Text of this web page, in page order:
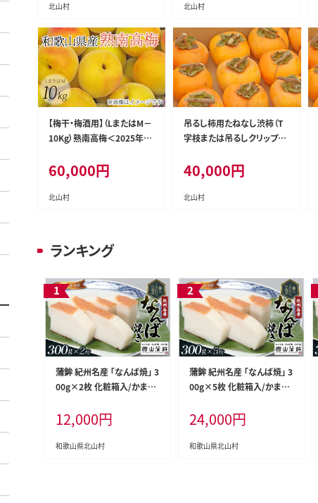
北山村 北山村
【梅干・梅酒用】（LまたはM－
10Kg）熟南高梅＜2025年6
発送予定＞【art013A】
60,000円
北山村
吊るし柿用たねなし渋柿（T
字枝または吊るしクリップ
玉）【art015A】
40,000円
北山村
ランキング
蒲鉾 紀州名産 「なんば焼」 3
00g×2枚 化粧箱入/かまぼ
物 初節句 内祝い お祝い お
返し 母の日 父の日 お中元
敬老の日 おつまみ 惣菜【ny
12,000円
和歌山県北山村
蒲鉾 紀州名産 「なんば焼」 3
00g×5枚 化粧箱入/かまぼ
物 初節句 内祝い お祝い お
返し 母の日 父の日 お中元
敬老の日 おつまみ 惣菜【ny
24,000円
和歌山県北山村